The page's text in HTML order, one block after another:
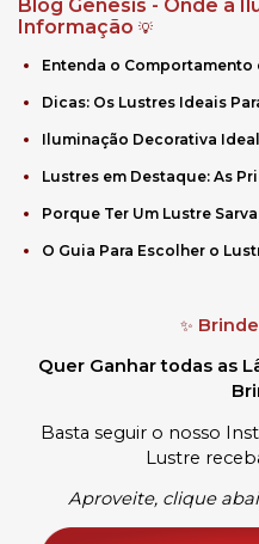
Blog Gênesis - Onde a
Informação 💡
Entenda o Comportamento
Dicas: Os Lustres Ideais
Iluminação Decorativa
Lustres em Destaque: As
Porque Ter Um Lustre
O Guia Para Escolher o
✨
Quer Ganhar todas as
Basta seguir o nosso
Lustre
Aproveite, clique